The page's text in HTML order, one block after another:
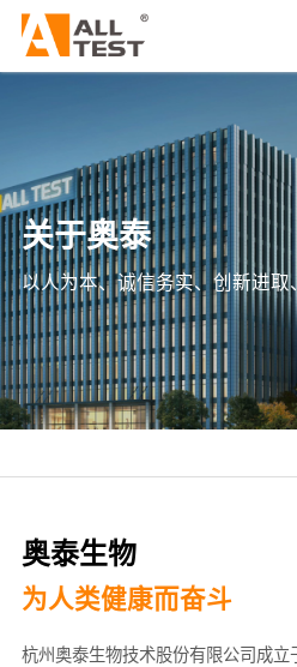
关于奥泰
以人为本、诚信务实、创新进取
奥泰生物
为人类健康而奋斗
杭州奥泰生物技术股份有限公司成立